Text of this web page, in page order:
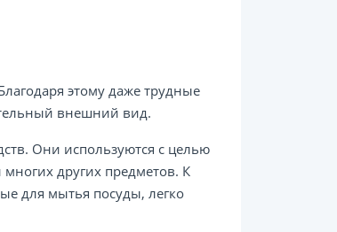
этому даже трудные
внешний вид.
Они используются с целью
других предметов. К
для мытья посуды, легко